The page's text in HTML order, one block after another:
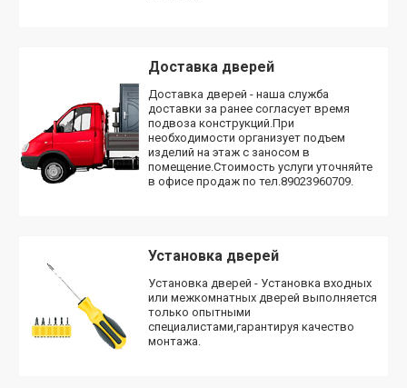
Доставка дверей
Доставка дверей - наша служба
доставки за ранее согласует время
подвоза конструкций.При
необходимости организует подъем
изделий на этаж с заносом в
помещение.Стоимость услуги уточняйте
в офисе продаж по тел.89023960709.
Установка дверей
Установка дверей - Установка входных
или межкомнатных дверей выполняется
только опытными
специалистами,гарантируя качество
монтажа.